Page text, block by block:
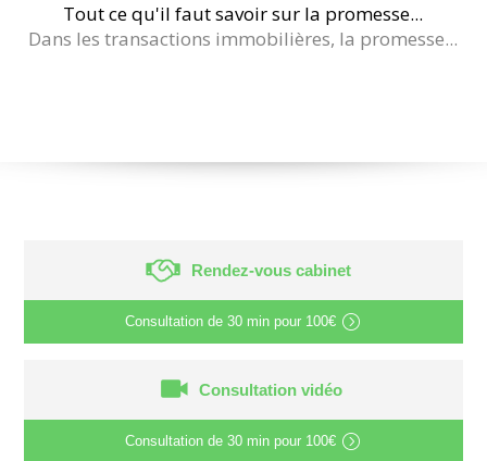
Tout ce qu'il faut savoir sur la promesse...
Dans les transactions immobilières, la promesse...
Rendez-vous cabinet
Consultation de 30 min pour 100€
Consultation vidéo
Consultation de 30 min pour 100€